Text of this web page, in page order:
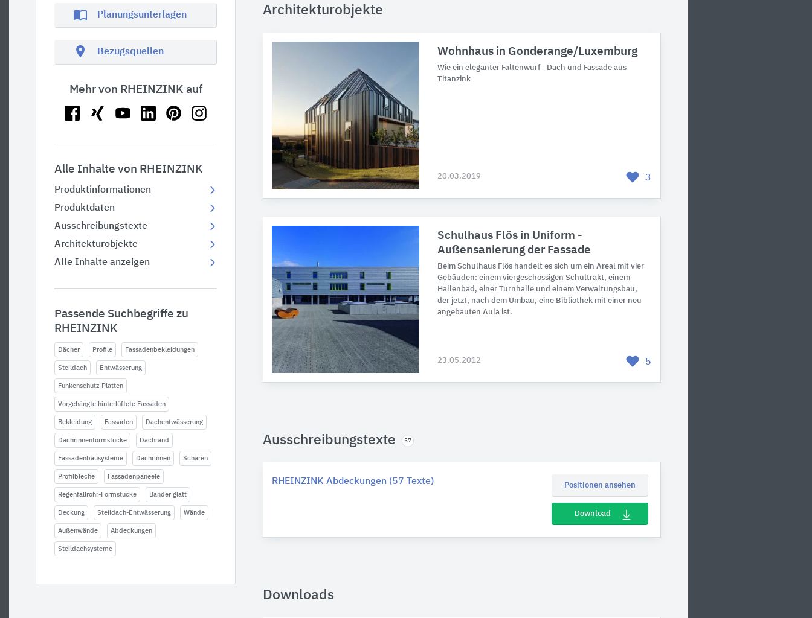
import_contacts Planungsunterlagen
location_on Bezugsquellen
Mehr von RHEINZINK auf
Alle Inhalte von RHEINZINK
Produktinformationen
Produktdaten
Ausschreibungstexte
Architekturobjekte
Alle Inhalte anzeigen
Passende Suchbegriffe zu
RHEINZINK
Dächer Profile Fassadenbekleidungen
Steildach Entwässerung
Funkenschutz-Platten
Vorgehängte hinterlüftete Fassaden
Bekleidung Fassaden Dachentwässerung
Dachrinnenformstücke Dachrand
Fassadenbausysteme Dachrinnen Scharen
Profilbleche Fassadenpaneele
Regenfallrohr-Formstücke Bänder glatt
Deckung Steildach-Entwässerung Wände
Außenwände Abdeckungen
Steildachsysteme
Architekturobjekte
Wohnhaus in Gonderange/Luxemburg
Wie ein eleganter Faltenwurf - Dach und Fassade aus
Titanzink
20.03.2019 3
Schulhaus Flös in Uniform -
Außensanierung der Fassade
Beim Schulhaus Flös handelt es sich um ein Areal mit vier
Gebäuden: einem viergeschossigen Schultrakt, einem
Hallenbad, einer Turnhalle und einem Verwaltungsbau,
der jetzt, nach dem Umbau, eine Bibliothek mit einer neu
angebauten Aula ist.
23.05.2012 5
Ausschreibungstexte 57
RHEINZINK Abdeckungen (57 Texte) Positionen ansehen
Download
Downloads